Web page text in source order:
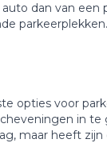
dan van een
opties voor
in te
maar heeft zijn